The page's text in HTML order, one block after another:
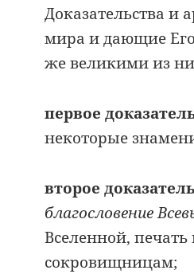
Доказательства и
мира и дающие
же великими из
первое
некоторые
второе
благословение
Вселенной,
сокровищницам;